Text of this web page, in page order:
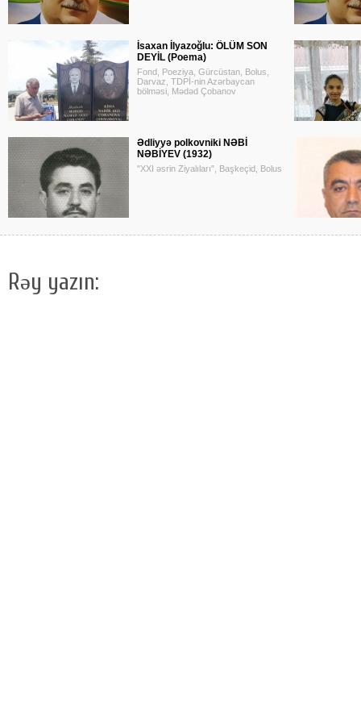
İsaxan İlyazoğlu: ÖLÜM SON
DEYİL (Poema)
Fond, Poeziya, Gürcüstan, Bolus,
Darvaz, TDPİ-nin Azərbaycan
bölməsi, Mədəd Çobanov
Ədliyyə polkovniki NƏBİ
NƏBİYEV (1932)
"XXI əsrin Ziyalıları", Başkeçid, Bolus
Rəy yazın: